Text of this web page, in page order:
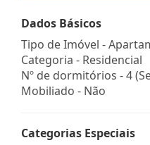
Dados Básicos
Tipo de Imóvel -
Categoria - Residencial
Nº de dormitórios - 4
Mobiliado - Não
Categorias Especiais